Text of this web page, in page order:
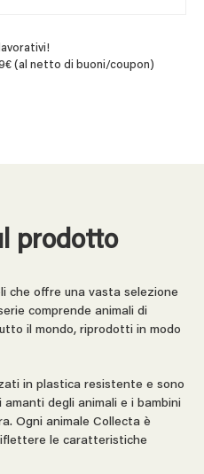
(al netto di buoni/coupon)
prodotto
che offre una vasta selezione
comprende animali di
il mondo, riprodotti in modo
in plastica resistente e sono
degli animali e i bambini
Ogni animale Collecta è
le caratteristiche